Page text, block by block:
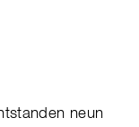
neun